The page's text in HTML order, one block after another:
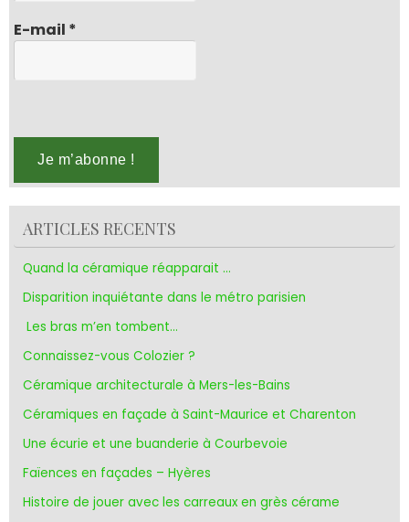
E-mail *
ARTICLES RECENTS
Quand la céramique réapparait …
Disparition inquiétante dans le métro parisien
Les bras m’en tombent…
Connaissez-vous Colozier ?
Céramique architecturale à Mers-les-Bains
Céramiques en façade à Saint-Maurice et Charenton
Une écurie et une buanderie à Courbevoie
Faïences en façades – Hyères
Histoire de jouer avec les carreaux en grès cérame